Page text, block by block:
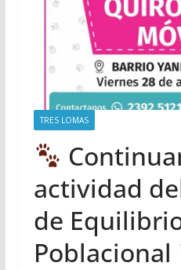
TRES LOMAS
actividad
de
Poblacional